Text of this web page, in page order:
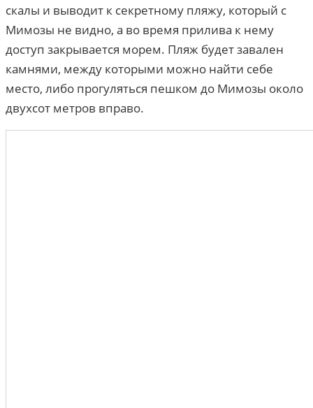
скалы и выводит к секретному пляжу, который с
Мимозы не видно, а во время прилива к нему
доступ закрывается морем. Пляж будет завален
камнями, между которыми можно найти себе
место, либо прогуляться пешком до Мимозы около
двухсот метров вправо.